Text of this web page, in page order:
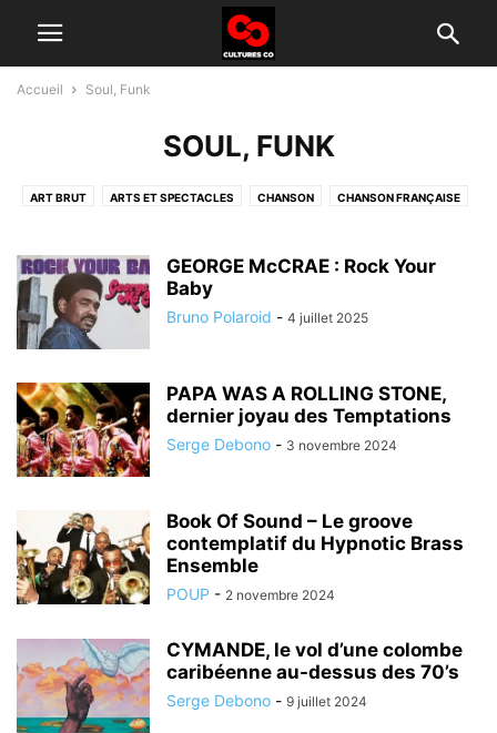
Accueil Soul, Funk
SOUL, FUNK
ART BRUT ARTS ET SPECTACLES CHANSON CHANSON FRANÇAISE
ELECTRO ESSAI
FOLK BLUES HUMOUR
LIVRE ROCK MUSIQUE CLASSIQUE MUSIQUE DE FILM
MUSIQUE ORIENTALE
SINGLE ROCK SOCIÉTÉ SOUL, FUNK SPECTACLE TELEVISION
GEORGE McCRAE : Rock Your
Baby
Bruno Polaroid - 4 juillet 2025
PAPA WAS A ROLLING STONE,
dernier joyau des Temptations
Serge Debono - 3 novembre 2024
Book Of Sound – Le groove
contemplatif du Hypnotic Brass
Ensemble
POUP - 2 novembre 2024
CYMANDE, le vol d’une colombe
caribéenne au-dessus des 70’s
Serge Debono - 9 juillet 2024